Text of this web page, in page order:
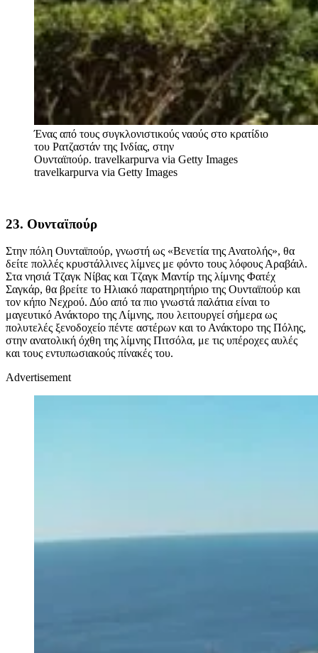
Ένας από τους συγκλονιστικούς ναούς στο κρατίδιο
του Ρατζαστάν της Ινδίας, στην
Ουνταϊπούρ. travelkarpurva via Getty Images
travelkarpurva via Getty Images
23. Ουνταϊπούρ
Στην πόλη Ουνταϊπούρ, γνωστή ως «Βενετία της Ανατολής», θα
δείτε πολλές κρυστάλλινες λίμνες με φόντο τους λόφους Αραβάιλ.
Στα νησιά Τζαγκ Νίβας και Τζαγκ Μαντίρ της λίμνης Φατέχ
Σαγκάρ, θα βρείτε το Ηλιακό παρατηρητήριο της Ουνταϊπούρ και
τον κήπο Νεχρού. Δύο από τα πιο γνωστά παλάτια είναι το
μαγευτικό Ανάκτορο της Λίμνης, που λειτουργεί σήμερα ως
πολυτελές ξενοδοχείο πέντε αστέρων και το Ανάκτορο της Πόλης,
στην ανατολική όχθη της λίμνης Πιτσόλα, με τις υπέροχες αυλές
και τους εντυπωσιακούς πίνακές του.
Advertisement